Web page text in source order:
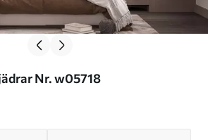
Fina fjädrar Nr. w05718